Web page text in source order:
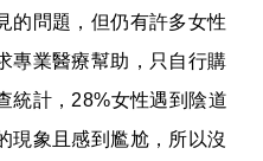
的問題，但仍有許多女性
專業醫療幫助，只自行購
統計，28%女性遇到陰道
現象且感到尷尬，所以沒